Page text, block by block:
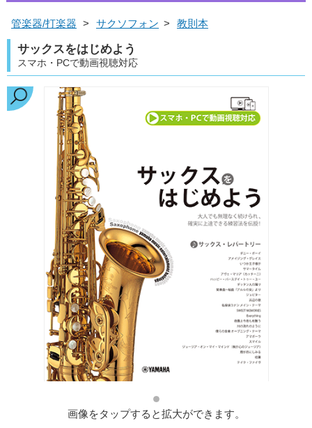
管楽器/打楽器 > サクソフォン > 教則本
サックスをはじめよう
スマホ・PCで動画視聴対応
画像をタップすると拡大ができます。